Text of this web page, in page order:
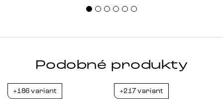
Podobné produkty
+186 variant +217 variant